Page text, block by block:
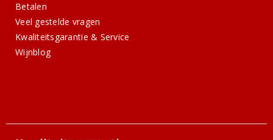
Betalen
Veel gestelde vragen
Kwaliteitsgarantie & Service
Wijnblog